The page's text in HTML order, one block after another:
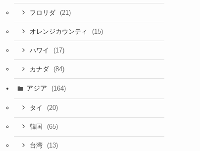
フロリダ (21)
オレンジカウンティ (15)
ハワイ (17)
カナダ (84)
アジア (164)
タイ (20)
韓国 (65)
台湾 (13)